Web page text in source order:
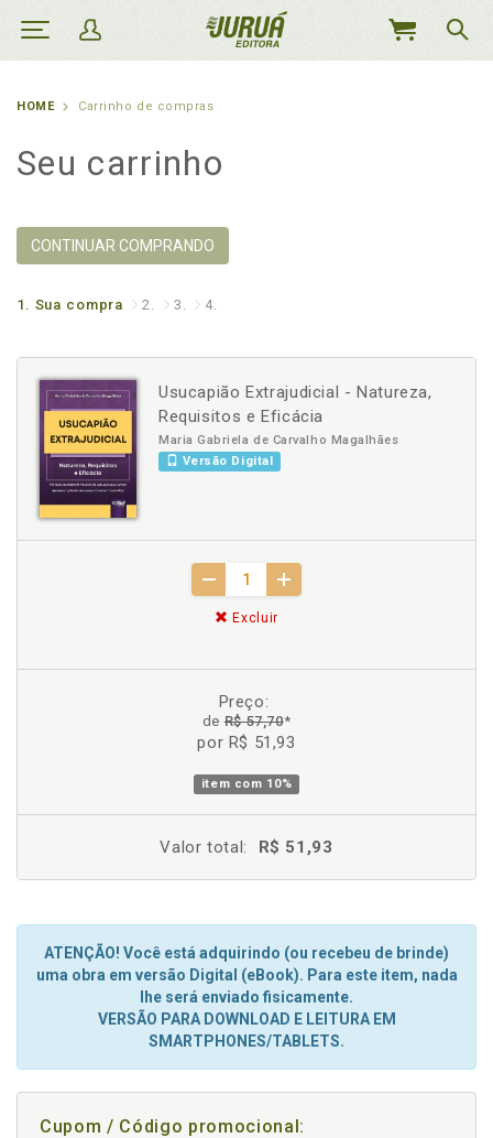
MEU
HOME Carrinho de compras
Seu carrinho
CONTINUAR COMPRANDO
1. Sua compra 2. 3. 4.
Usucapião Extrajudicial - Natureza,
Requisitos e Eficácia
Maria Gabriela de Carvalho Magalhães
Versão Digital
Excluir
Preço:
deR$ 57,70*
por R$ 51,93
item com 10%
Valor total: R$ 51,93
ATENÇÃO! Você está adquirindo (ou recebeu de brinde)
uma obra em versão Digital (eBook). Para este item, nada
lhe será enviado fisicamente.
VERSÃO PARA DOWNLOAD E LEITURA EM
SMARTPHONES/TABLETS.
Cupom / Código promocional: